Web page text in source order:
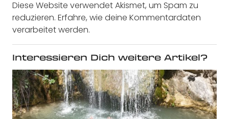
Diese Website verwendet Akismet, um Spam zu
reduzieren. Erfahre, wie deine Kommentardaten
verarbeitet werden.
Interessieren Dich weitere Artikel?